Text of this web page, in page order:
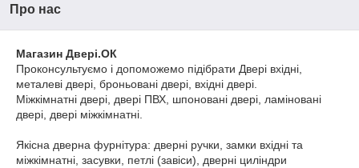
Про нас
Магазин Двері.ОК
Проконсультуємо і допоможемо підібрати Двері вхідні,
металеві двері, броньовані двері, вхідні двері.
Міжкімнатні двері, двері ПВХ, шпоновані двері, ламіновані
двері, двері міжкімнатні.
Якісна дверна фурнітура: дверні ручки, замки вхідні та
міжкімнатні, засувки, петлі (завіси), дверні циліндри